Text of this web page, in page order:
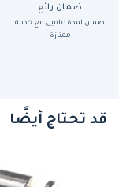
ضمان رائع
ضمان لمدة عامين مع خدمة
ممتازة
قد تحتاج أيضًا